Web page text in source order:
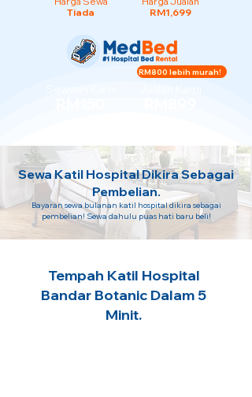
Tiada
RM1,699
RM800 lebih murah!
Sewa Katil Hospital Dikira Sebagai
Pembelian.
Bayaran sewa bulanan katil hospital dikira sebagai
pembelian! Sewa dahulu puas hati baru beli!
Tempah Katil Hospital
Bandar Botanic Dalam 5
Minit.